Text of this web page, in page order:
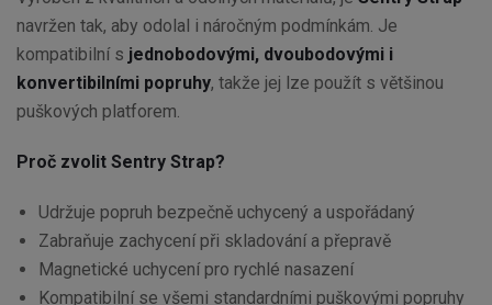
navržen tak, aby odolal i náročným podmínkám. Je
kompatibilní s jednobodovými, dvoubodovými i
konvertibilními popruhy, takže jej lze použít s většinou
puškových platforem.
Proč zvolit Sentry Strap?
Udržuje popruh bezpečně uchycený a uspořádaný
Zabraňuje zachycení při skladování a přepravě
Magnetické uchycení pro rychlé nasazení
Kompatibilní se všemi standardními puškovými popruhy